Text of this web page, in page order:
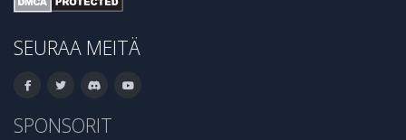
SEURAA MEITÄ
SPONSORIT